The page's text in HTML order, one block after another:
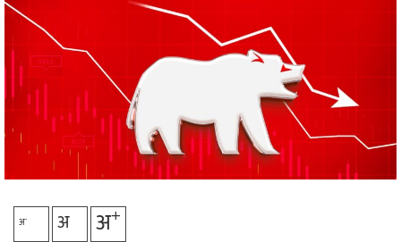
अन्तर्राष्ट्रिय
अन्तरवार्ता/
विचार
थप
अ- अ अ+